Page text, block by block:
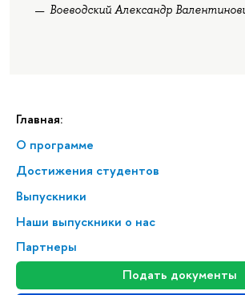
Главная:
О программе
Достижения студентов
Выпускники
Наши выпускники о нас
Партнеры
Подать документы
Воеводский Александр